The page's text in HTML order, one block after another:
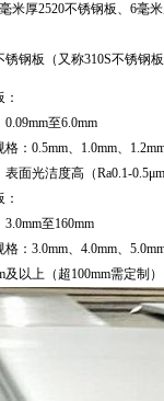
米厚2520不锈钢板、6毫
锈钢板（又称310S不锈钢
0.09mm至6.0mm
：0.5mm、1.0mm、
表面光洁度高（Ra0.1-
3.0mm至160mm
：3.0mm、4.0mm、
及以上（超100mm需定制）